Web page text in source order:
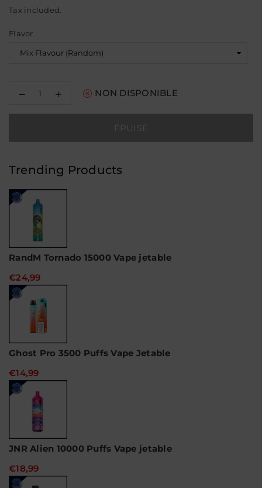
régulier
Tax included.
Flavor
Decrease
for
12000
Vape
Jetable
Increase
for
12000
Jetable
NON DISPONIBLE
ÉPUISÉ
Trending Products
RandM Tornado 15000 Vape jetable
€24,99
Ghost Pro 3500 Puffs Vape Jetable
€14,99
JNR Alien 10000 Puffs Vape jetable
€18,99